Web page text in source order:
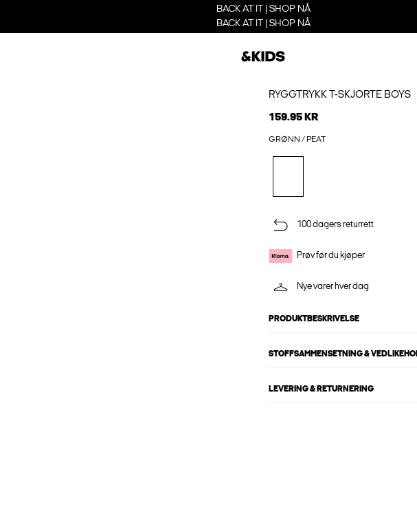
BACK AT IT | SHOP NÅ
BACK AT IT | SHOP NÅ
RYGGTRYKK T-SKJORTE BOYS
159.95 KR
GRØNN / PEAT
100 dagers returrett
Prøv før du kjøper
Nye varer hver dag
PRODUKTBESKRIVELSE
STOFFSAMMENSETNING &
LEVERING & RETURNERING